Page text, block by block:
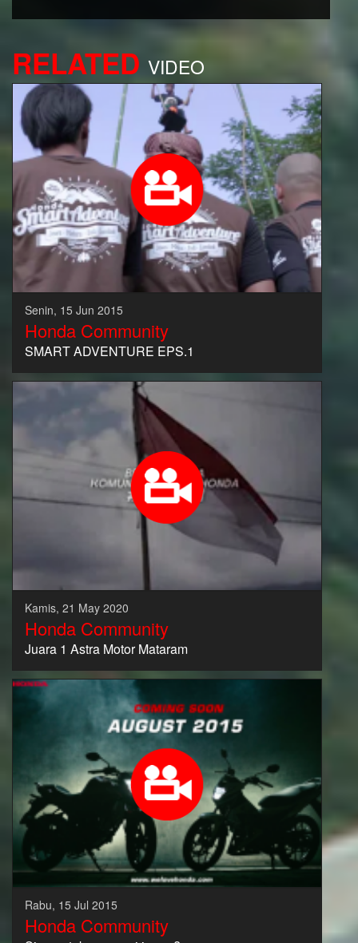
RELATED VIDEO
Senin, 15 Jun 2015
Honda Community
SMART ADVENTURE EPS.1
Kamis, 21 May 2020
Honda Community
Juara 1 Astra Motor Mataram
Rabu, 15 Jul 2015
Honda Community